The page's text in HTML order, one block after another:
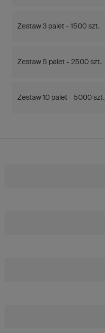
Zestaw 3 palet - 1500 szt.
Zestaw 5 palet - 2500 szt.
Zestaw 10 palet - 5000 szt.